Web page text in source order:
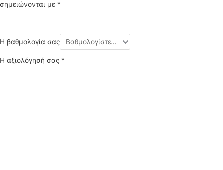
σημειώνονται με *
Η βαθμολογία σας
Η αξιολόγησή σας *